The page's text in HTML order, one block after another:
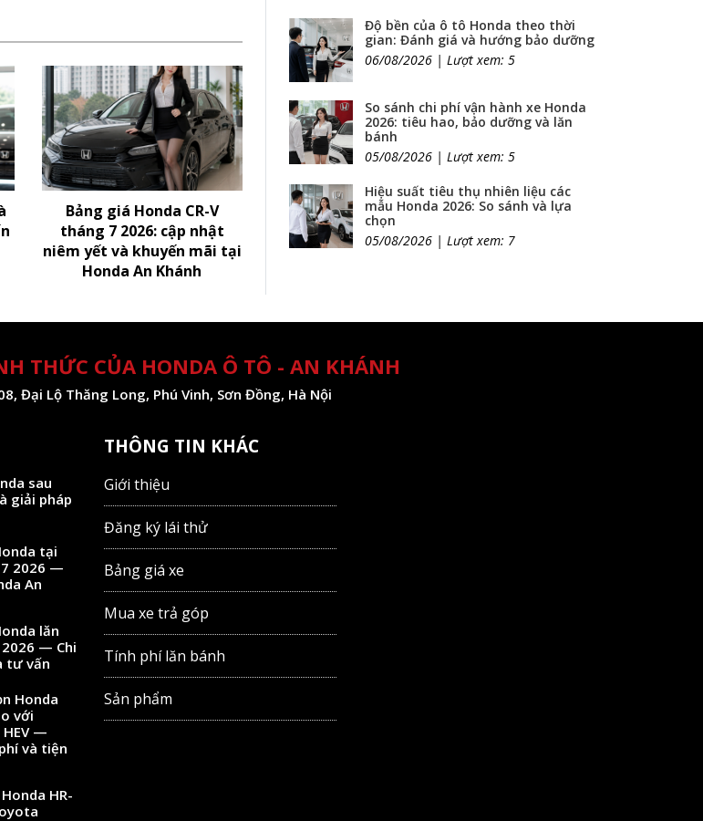
Bảng giá Honda CR-V
tháng 7 2026: cập nhật
niêm yết và khuyến mãi tại
Honda An Khánh
Độ bền của ô tô Honda theo thời
gian: Đánh giá và hướng bảo dưỡng
06/08/2026 | Lượt xem: 5
So sánh chi phí vận hành xe Honda
2026: tiêu hao, bảo dưỡng và lăn
bánh
05/08/2026 | Lượt xem: 5
Hiệu suất tiêu thụ nhiên liệu các
mẫu Honda 2026: So sánh và lựa
chọn
05/08/2026 | Lượt xem: 7
THỨC CỦA HONDA Ô TÔ - AN KHÁNH
Đại Lộ Thăng Long, Phú Vinh, Sơn Đồng, Hà Nội
sau
giải pháp
tại
2026 —
An
lăn
— Chi
tư vấn
Honda
với
—
và tiện
HR-
THÔNG TIN KHÁC
Giới thiệu
Đăng ký lái thử
Bảng giá xe
Mua xe trả góp
Tính phí lăn bánh
Sản phẩm